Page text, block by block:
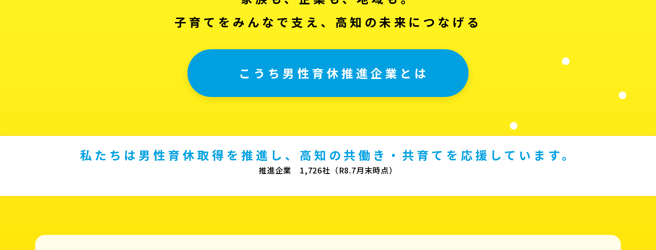
子育てをみんなで支え、高知の未来につなげる
こうち男性育休推進企業とは
私たちは男性育休取得を推進し、高知の共働き・共育てを応援しています。
推進企業 1,726社（R8.7月末時点）